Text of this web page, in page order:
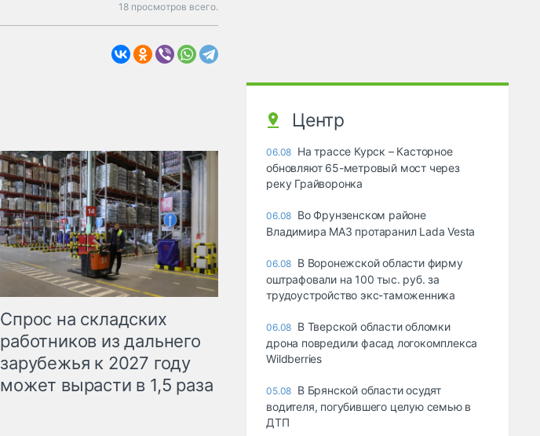
18 просмотров всего.
Спрос на складских
работников из дальнего
зарубежья к 2027 году
может вырасти в 1,5 раза
Центр
06.08 На трассе Курск – Касторное
обновляют 65-метровый мост через
реку Грайворонка
06.08 Во Фрунзенском районе
Владимира МАЗ протаранил Lada Vesta
06.08 В Воронежской области фирму
оштрафовали на 100 тыс. руб. за
трудоустройство экс-таможенника
06.08 В Тверской области обломки
дрона повредили фасад логокомплекса
Wildberries
05.08 В Брянской области осудят
водителя, погубившего целую семью в
ДТП